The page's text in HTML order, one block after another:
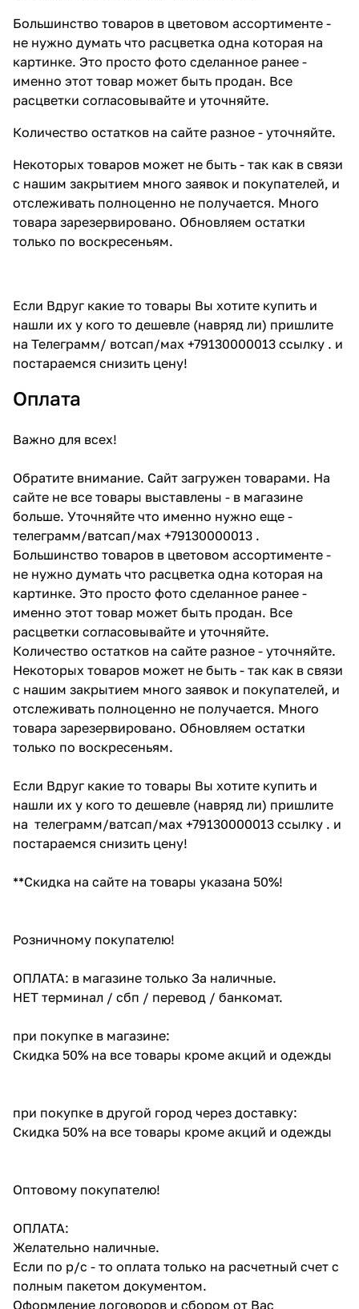
Большинство товаров в цветовом ассортименте -
не нужно думать что расцветка одна которая на
картинке. Это просто фото сделанное ранее -
именно этот товар может быть продан. Все
расцветки согласовывайте и уточняйте.
Количество остатков на сайте разное - уточняйте.
Некоторых товаров может не быть - так как в связи
с нашим закрытием много заявок и покупателей, и
отслеживать полноценно не получается. Много
товара зарезервировано. Обновляем остатки
только по воскресеньям.
Если Вдруг какие то товары Вы хотите купить и
нашли их у кого то дешевле (навряд ли) пришлите
на Телеграмм/ вотсап/мах +79130000013 ссылку . и
постараемся снизить цену!
Оплата
Важно для всех!
Обратите внимание. Сайт загружен товарами. На
сайте не все товары выставлены - в магазине
больше. Уточняйте что именно нужно еще -
телеграмм/ватсап/мах +79130000013 .
Большинство товаров в цветовом ассортименте -
не нужно думать что расцветка одна которая на
картинке. Это просто фото сделанное ранее -
именно этот товар может быть продан. Все
расцветки согласовывайте и уточняйте.
Количество остатков на сайте разное - уточняйте.
Некоторых товаров может не быть - так как в связи
с нашим закрытием много заявок и покупателей, и
отслеживать полноценно не получается. Много
товара зарезервировано. Обновляем остатки
только по воскресеньям.
Если Вдруг какие то товары Вы хотите купить и
нашли их у кого то дешевле (навряд ли) пришлите
на телеграмм/ватсап/мах +79130000013 ссылку . и
постараемся снизить цену!
**Скидка на сайте на товары указана 50%!
Розничному покупателю!
ОПЛАТА: в магазине только За наличные.
НЕТ терминал / сбп / перевод / банкомат.
при покупке в магазине:
Скидка 50% на все товары кроме акций и одежды
при покупке в другой город через доставку:
Скидка 50% на все товары кроме акций и одежды
Оптовому покупателю!
ОПЛАТА:
Желательно наличные.
Если по р/с - то оплата только на расчетный счет с
полным пакетом документом.
Оформление договоров и сбором от Вас